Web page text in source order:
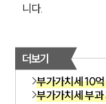
니다.
더보기
부가가치세 10
부가가치세 부